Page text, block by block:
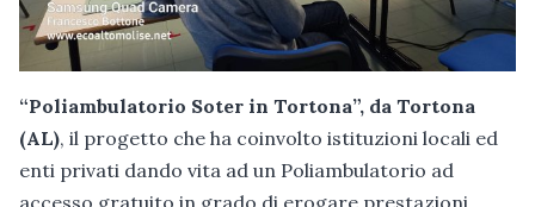
“Poliambulatorio Soter in Tortona”, da Tortona
(AL), il progetto che ha coinvolto istituzioni locali ed
enti privati dando vita ad un Poliambulatorio ad
accesso gratuito in grado di erogare prestazioni